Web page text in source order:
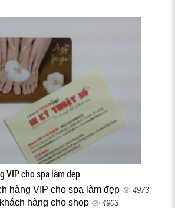
VIP cho spa làm đẹp
hàng VIP cho spa làm đẹp 4973
hàng cho shop 4903